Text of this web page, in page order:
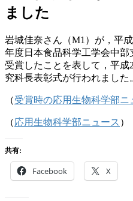
ました
岩城佳奈さん（M1）が，平
年度日本食品科学工学会中
受賞したことを表して，平成
究科長表彰式が行われました
（受賞時の応用生物科学部ニ
（応用生物科学部ニュース ）
共有:
Facebook X